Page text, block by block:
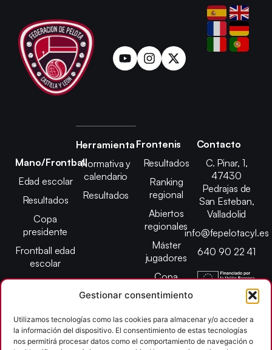
Gestionar consentimiento
Utilizamos tecnologías como las cookies para almacenar y/o acceder a
la información del dispositivo. El consentimiento de estas tecnologías
nos permitirá procesar datos como el comportamiento de navegación o
Mano/Frontball
Edad escolar
Resultados
Copa
presidente
Frontball edad
escolar
Herramienta
Normativa y
calendario
Resultados
Frontenis
Resultados
Ranking
regional
Abiertos
regionales
Máster
jugadores
Copa
presidente
escolar
Campeonato
Contacto
C. Pinar, 1,
47430
Pedrajas de
San Esteban,
Valladolid
info@fepelotacyl.es
640 90 22 41